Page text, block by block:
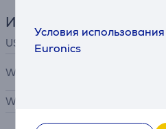
Условия
Euronics
Интерфейсы
USB-A 2.0
WiFi-стандарты
WiFi